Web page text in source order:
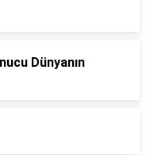
Dünyanın